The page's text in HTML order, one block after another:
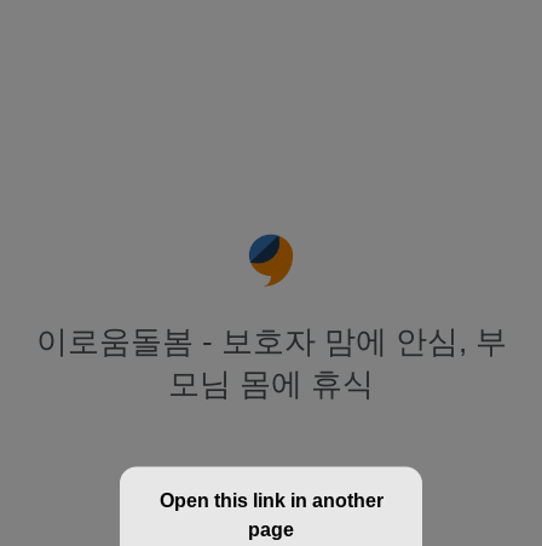
이로움돌봄 - 보호자 맘에 안심, 부
모님 몸에 휴식